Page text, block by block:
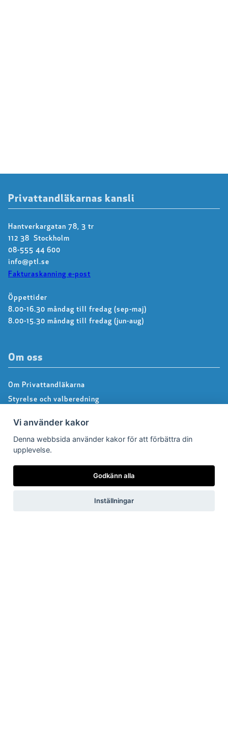
Privattandläkarnas kansli
Hantverkargatan 78, 3 tr
112 38 Stockholm
08-555 44 600
info@ptl.se
Fakturaskanning e-post
Öppettider
8.00-16.30 måndag till fredag (sep-maj)
8.00-15.30 måndag till fredag (jun-aug)
Om oss
Om Privattandläkarna
Styrelse och valberedning
Dialoggrupper
About us – Information in english
Vi använder kakor
Denna webbsida använder kakor för att förbättra din
upplevelse.
Godkänn alla
Inställningar